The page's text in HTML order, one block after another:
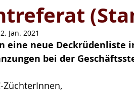
2. Jan. 2021
eine neue
bei der
ZüchterInnen,